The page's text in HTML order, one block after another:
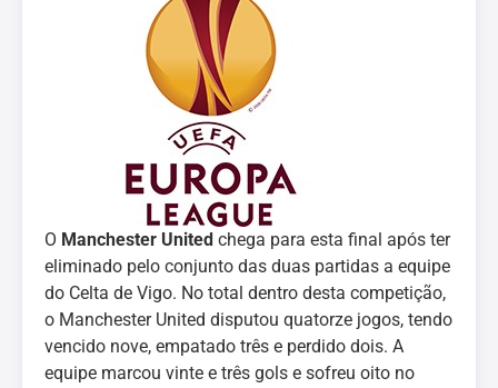
O Manchester United chega para esta final após ter
eliminado pelo conjunto das duas partidas a equipe
do Celta de Vigo. No total dentro desta competição,
o Manchester United disputou quatorze jogos, tendo
vencido nove, empatado três e perdido dois. A
equipe marcou vinte e três gols e sofreu oito no